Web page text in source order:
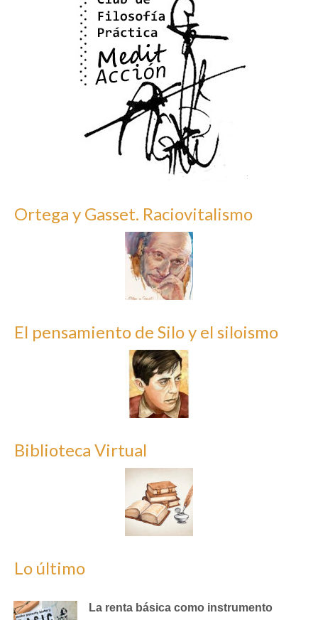
Ortega y Gasset. Raciovitalismo
El pensamiento de Silo y el siloismo
Biblioteca Virtual
Lo último
La renta básica como instrumento